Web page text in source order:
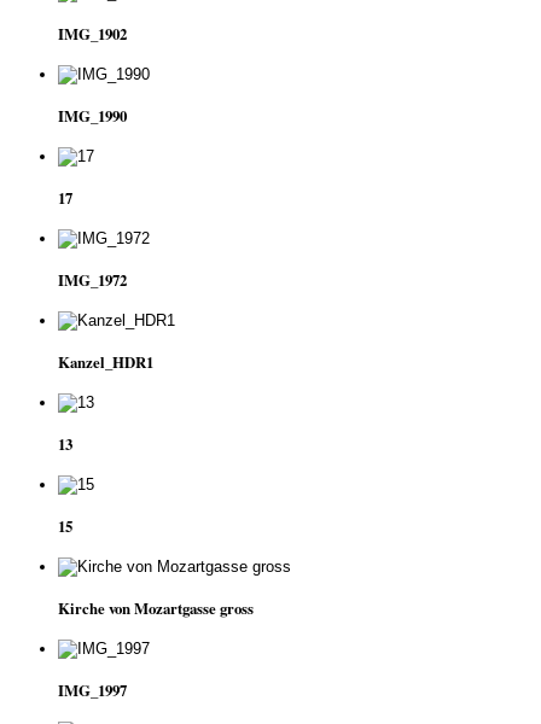
IMG_1902
IMG_1990
17
IMG_1972
Kanzel_HDR1
13
15
Kirche von Mozartgasse gross
IMG_1997